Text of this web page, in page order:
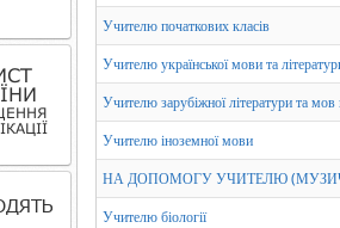
Учителю початкових класів
Учителю української мови та
Учителю зарубіжної літератури та
Учителю іноземної мови
НА ДОПОМОГУ УЧИТЕЛЮ
Учителю біології